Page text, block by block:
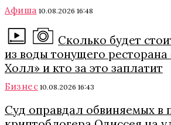
Афиша 10.08.2026 16:48
Сколько будет
из воды тонущего ресторана
Холл» и кто за это заплатит
Бизнес 10.08.2026 16:43
Суд оправдал обвиняемых в